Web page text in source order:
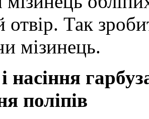
отвір. Так
мізинець.
насіння
поліпів